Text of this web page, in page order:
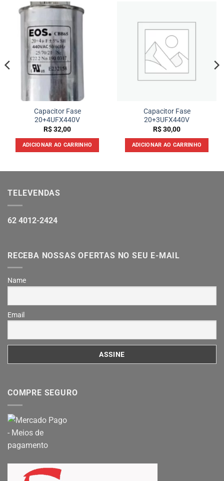
Capacitor Fase
20+4UFX440V
R$32,00
ADICIONAR AO CARRINHO
Capacitor Fase
20+3UFX440V
R$30,00
ADICIONAR AO CARRINHO
TELEVENDAS
62 4012-2424
RECEBA NOSSAS OFERTAS NO SEU E-MAIL
Name
Email
COMPRE SEGURO